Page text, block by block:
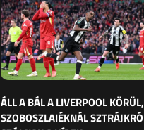
ÁLL A BÁL A LIVERPOOL KÖRÜL,
SZOBOSZLAIÉKNÁL